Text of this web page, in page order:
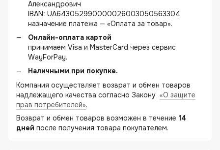
Александрович
IBAN: UA643052990000026003050563304
назначение платежа — «Оплата за товар».
Онлайн-оплата картой
принимаем Visa и MasterCard через сервис
WayForPay.
Наличными при покупке.
Компания осуществляет возврат и обмен товаров
надлежащего качества согласно Закону «О защите
прав потребителей».
Возврат и обмен товаров возможен в течение 14
дней после получения товара покупателем.